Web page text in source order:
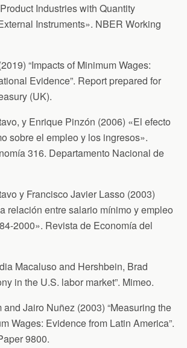
Industries with Quantity
Instruments». NBER Working
“Impacts of Minimum Wages:
Evidence”. Report prepared for
(UK).
y Enrique Pinzón (2006) «El efecto
sobre el empleo y los ingresos».
316. Departamento Nacional de
y Francisco Javier Lasso (2003)
relación entre salario mínimo y empleo
2000». Revista de Economía del
Macaluso and Hershbein, Brad
in the U.S. labor market”. Mimeo.
Jairo Nuñez (2003) “Measuring the
Wages: Evidence from Latin America”.
9800.